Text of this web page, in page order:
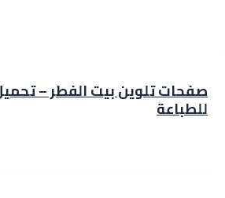
صفحات تلوين بيت الفطر –
للطباعة